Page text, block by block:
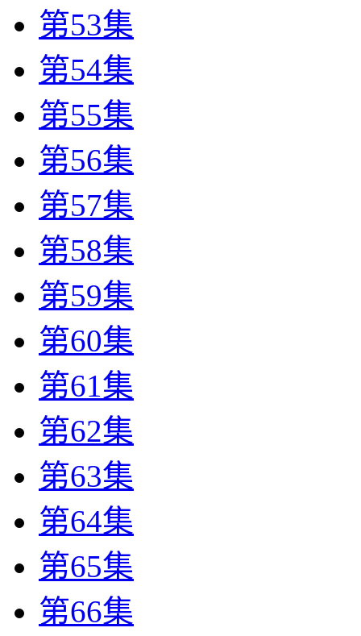
第53集
第54集
第55集
第56集
第57集
第58集
第59集
第60集
第61集
第62集
第63集
第64集
第65集
第66集